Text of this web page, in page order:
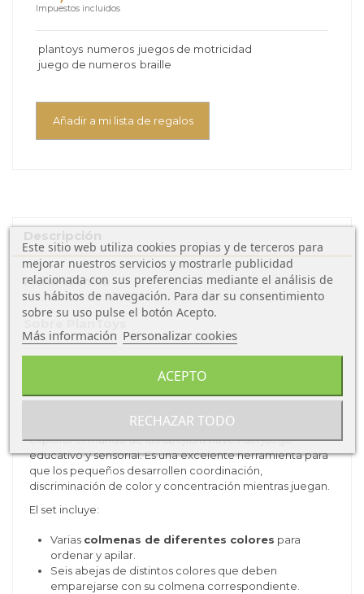
Impuestos incluidos
plantoys numeros juegos de motricidad
juego de numeros braille
Añadir a mi lista de regalos
Descripción
Ficha técnica
Sobre PlanToys
Abejas en la Colmena – PlanToys Beehives
Bees / Beehivesde PlanToys, invita a los niños a
explorar el mundo de las abejas a través del juego
educativo y sensorial. Es una excelente herramienta para
que los pequeños desarrollen coordinación,
discriminación de color y concentración mientras juegan.
El set incluye:
Varias colmenas de diferentes colores para
ordenar y apilar.
Seis abejas de distintos colores que deben
emparejarse con su colmena correspondiente.
Este sitio web utiliza cookies propias y de terceros para
mejorar nuestros servicios y mostrarle publicidad
relacionada con sus preferencias mediante el análisis de
sus hábitos de navegación. Para dar su consentimiento
sobre su uso pulse el botón Acepto.
Más información Personalizar cookies
RECHAZAR TODO
ACEPTO